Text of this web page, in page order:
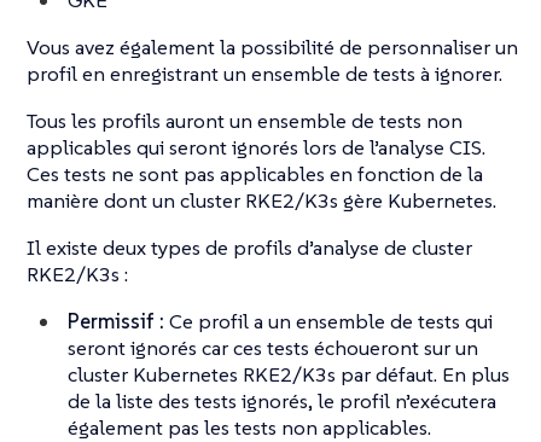
Vous avez également la possibilité de personnaliser un
profil en enregistrant un ensemble de tests à ignorer.
Tous les profils auront un ensemble de tests non
applicables qui seront ignorés lors de l’analyse CIS.
Ces tests ne sont pas applicables en fonction de la
manière dont un cluster RKE2/K3s gère Kubernetes.
Il existe deux types de profils d’analyse de cluster
RKE2/K3s :
Permissif : Ce profil a un ensemble de tests qui
seront ignorés car ces tests échoueront sur un
cluster Kubernetes RKE2/K3s par défaut. En plus
de la liste des tests ignorés, le profil n’exécutera
également pas les tests non applicables.